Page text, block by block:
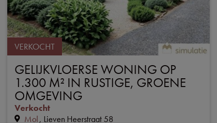
VERKOCHT
GELIJKVLOERSE WONING OP
1.300 M² IN RUSTIGE, GROENE
OMGEVING
Verkocht
Mol Lieven Heerstraat 58